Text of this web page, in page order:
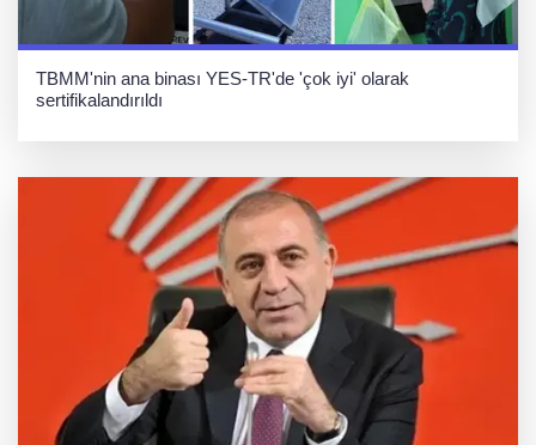
TBMM'nin ana binası YES-TR'de 'çok iyi' olarak
sertifikalandırıldı